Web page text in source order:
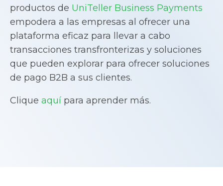
productos de UniTeller Business Payments
empodera a las empresas al ofrecer una
plataforma eficaz para llevar a cabo
transacciones transfronterizas y soluciones
que pueden explorar para ofrecer soluciones
de pago B2B a sus clientes.
Clique aquí para aprender más.